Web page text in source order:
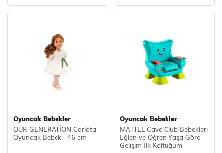
Oyuncak Bebekler
OUR GENERATİON Carlota
Oyuncak Bebek - 46 cm
Oyuncak Bebekler
MATTEL Cave Club Bebekleri
Eğlen ve Öğren Yaşa Göre
Gelişim Ilk Koltuğum